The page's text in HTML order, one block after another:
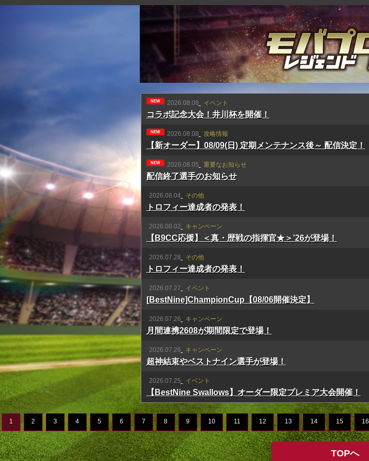
2026.08.08 イベント
NEW
コラボ記念大会！井川杯を開催！
2026.08.08 攻略情報
NEW
【新オーダー】08/09(日) 定期メンテナンス後～ 配信決定！
2026.08.05 重要なお知らせ
NEW
配信終了選手のお知らせ
2026.08.04 その他
トロフィー達成者の発表！
2026.08.02 キャンペーン
【B9CC応援】＜真・歴戦の指揮官★＞’26が登場！
2026.07.28 その他
トロフィー達成者の発表！
2026.07.27 イベント
[BestNine]ChampionCup【08/06開催決定】
2026.07.26 キャンペーン
月間連携2608が期間限定で登場！
2026.07.26 キャンペーン
超神結束やベストナイン選手が登場！
2026.07.25 イベント
【BestNine Swallows】オーダー限定プレミア大会開催！
1 2 3 4 5 6 7 8 9 10 11 12 13 14 15 16
TOPへ